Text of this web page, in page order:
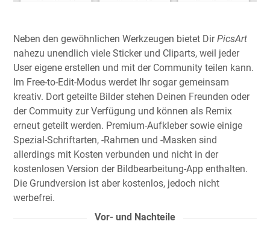
Neben den gewöhnlichen Werkzeugen bietet DirPicsArt
nahezu unendlich viele Sticker und Cliparts, weil jeder
User eigene erstellen und mit der Community teilen kann.
Im Free-to-Edit-Modus werdet Ihr sogar gemeinsam
kreativ. Dort geteilte Bilder stehen Deinen Freunden oder
der Commuity zur Verfügung und können als Remix
erneut geteilt werden. Premium-Aufkleber sowie einige
Spezial-Schriftarten, -Rahmen und -Masken sind
allerdings mit Kosten verbunden und nicht in der
kostenlosen Version der Bildbearbeitung-App enthalten.
Die Grundversion ist aber kostenlos, jedoch nicht
werbefrei.
Vor- und Nachteile